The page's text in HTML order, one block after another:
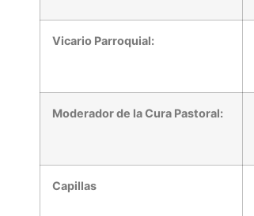
Vicario Parroquial:
Moderador de la Cura Pastoral:
Capillas